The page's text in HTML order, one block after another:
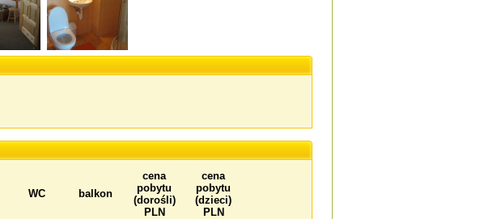
WC balkon
cena
pobytu
(dorośli)
PLN
cena
pobytu
(dzieci)
PLN